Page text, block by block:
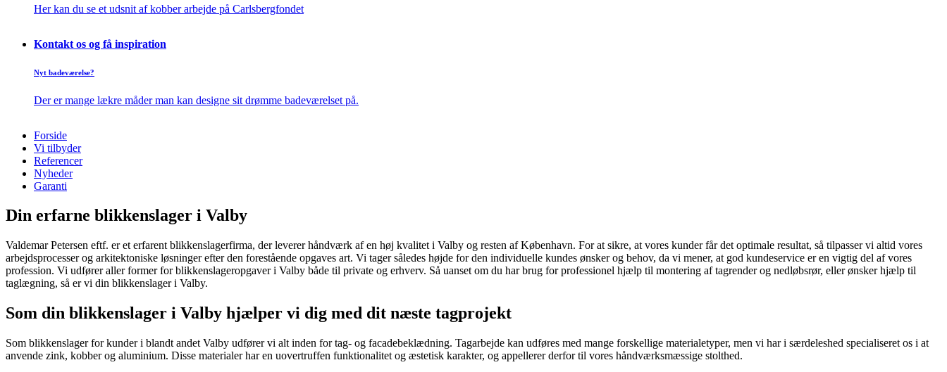
Her kan du se et udsnit af kobber arbejde på Carlsbergfondet
Kontakt os og få inspiration
Nyt badeværelse?
Der er mange lækre måder man kan designe sit drømme badeværelset på.
Forside
Vi tilbyder
Referencer
Nyheder
Garanti
Din erfarne blikkenslager i Valby
Valdemar Petersen eftf. er et erfarent blikkenslagerfirma, der leverer håndværk af en høj kvalitet i Valby og resten af København. For at sikre, at vores kunder får det optimale resultat, så tilpasser vi altid vores
arbejdsprocesser og arkitektoniske løsninger efter den forestående opgaves art. Vi tager således højde for den individuelle kundes ønsker og behov, da vi mener, at god kundeservice er en vigtig del af vores
profession. Vi udfører aller former for blikkenslageropgaver i Valby både til private og erhverv. Så uanset om du har brug for professionel hjælp til montering af tagrender og nedløbsrør, eller ønsker hjælp til
taglægning, så er vi din blikkenslager i Valby.
Som din blikkenslager i Valby hjælper vi dig med dit næste tagprojekt
Som blikkenslager for kunder i blandt andet Valby udfører vi alt inden for tag- og facadebeklædning. Tagarbejde kan udføres med mange forskellige materialetyper, men vi har i særdeleshed specialiseret os i at
anvende zink, kobber og aluminium. Disse materialer har en uovertruffen funktionalitet og æstetisk karakter, og appellerer derfor til vores håndværksmæssige stolthed.